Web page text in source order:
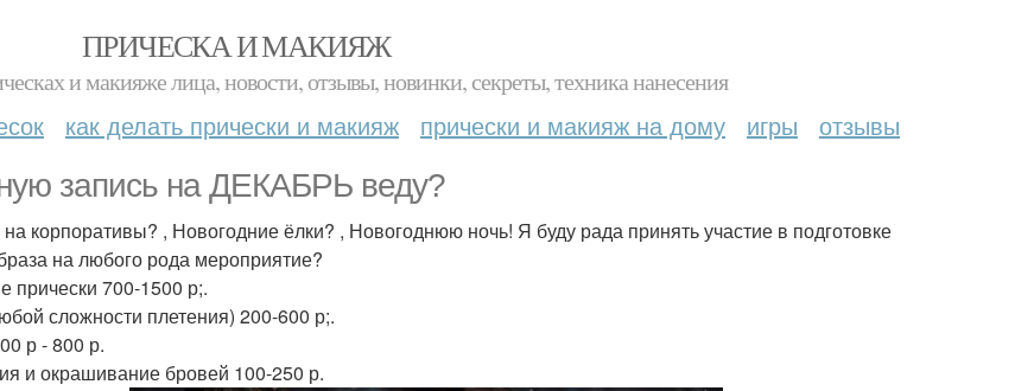
ПРИЧЕСКА И МАКИЯЖ
и макияже лица, новости, отзывы, новинки, секреты, техника нанесения
как делать прически и макияж прически и макияж на дому игры отзывы
запись на ДЕКАБРЬ веду?
корпоративы? , Новогодние ёлки? , Новогоднюю ночь! Я буду рада принять участие в подготовке
на любого рода мероприятие?
прически 700-1500 р;.
сложности плетения) 200-600 р;.
р - 800 р.
и окрашивание бровей 100-250 р.